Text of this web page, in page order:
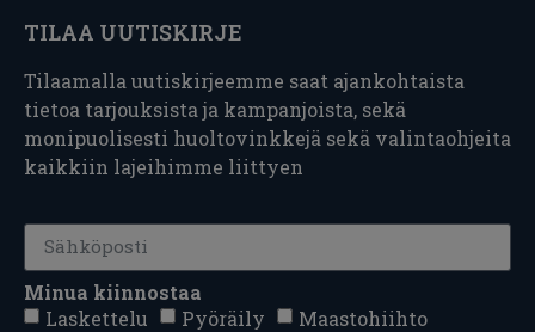
TILAA UUTISKIRJE
Tilaamalla uutiskirjeemme saat ajankohtaista
tietoa tarjouksista ja kampanjoista, sekä
monipuolisesti huoltovinkkejä sekä valintaohjeita
kaikkiin lajeihimme liittyen
Minua kiinnostaa
Laskettelu
Pyöräily Maastohiihto